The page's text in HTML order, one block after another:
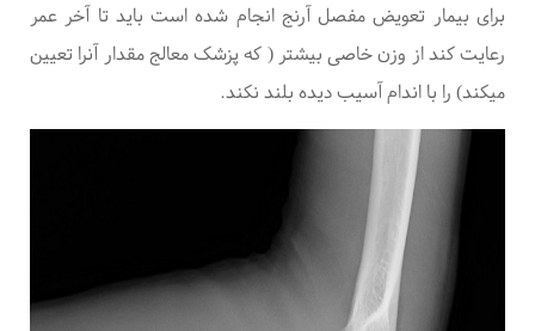
برای بیمار تعویض مفصل آرنج انجام شده است باید تا آخر عمر
رعایت کند از وزن خاصی بیشتر ( که پزشک معالج مقدار آنرا تعیین
میکند) را با اندام آسیب دیده بلند نکند.